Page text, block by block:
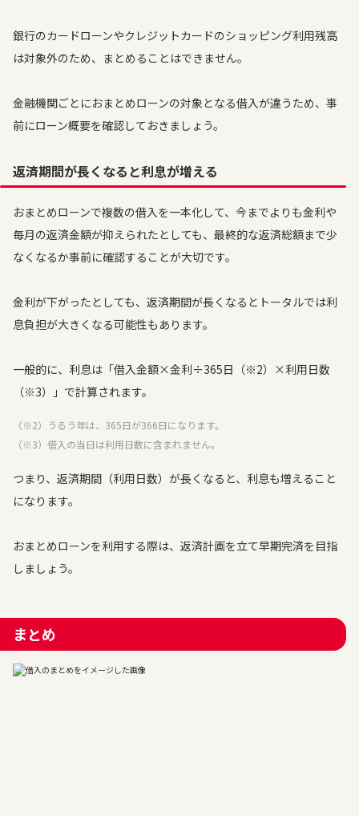
銀行のカードローンやクレジットカードのショッピング利用残高
は対象外のため、まとめることはできません。
金融機関ごとにおまとめローンの対象となる借入が違うため、事
前にローン概要を確認しておきましょう。
返済期間が長くなると利息が増える
おまとめローンで複数の借入を一本化して、今までよりも金利や
毎月の返済金額が抑えられたとしても、最終的な返済総額まで少
なくなるか事前に確認することが大切です。
金利が下がったとしても、返済期間が長くなるとトータルでは利
息負担が大きくなる可能性もあります。
一般的に、利息は「借入金額×金利÷365日（※2）×利用日数
（※3）」で計算されます。
（※2）うるう年は、365日が366日になります。
（※3）借入の当日は利用日数に含まれません。
つまり、返済期間（利用日数）が長くなると、利息も増えること
になります。
おまとめローンを利用する際は、返済計画を立て早期完済を目指
しましょう。
まとめ